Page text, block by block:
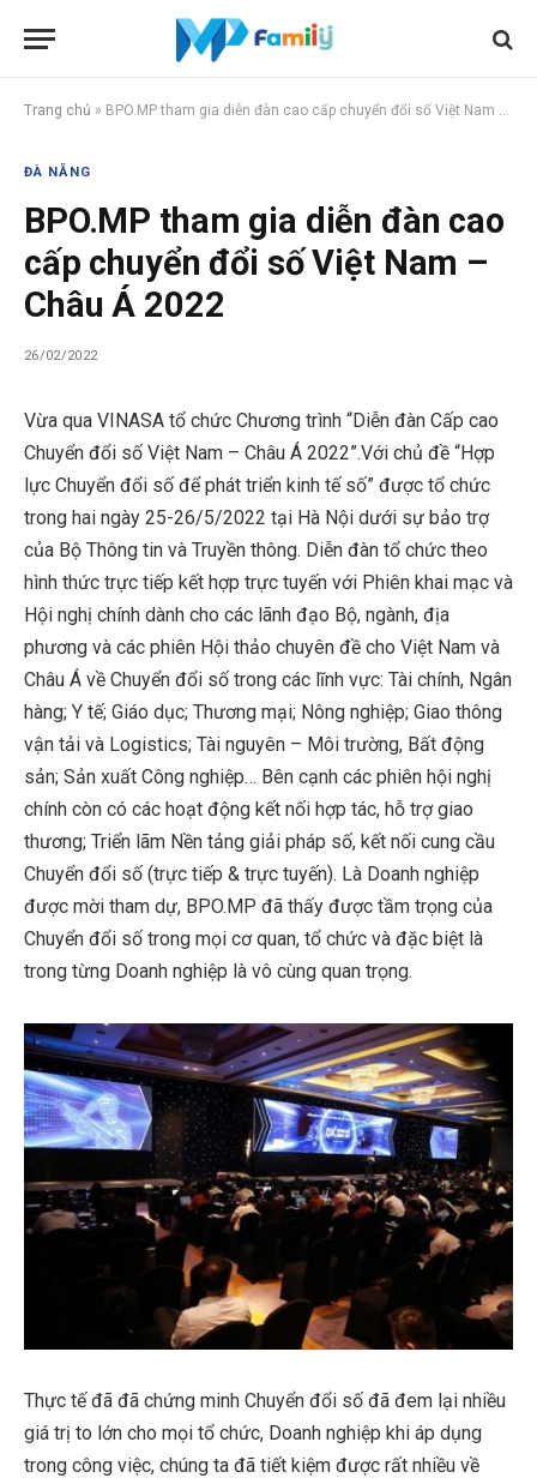
Trang chủ » BPO.MP tham gia diễn đàn cao cấp chuyển đổi số Việt Nam – Châu Á 2022
ĐÀ NẴNG
BPO.MP tham gia diễn đàn cao
cấp chuyển đổi số Việt Nam –
Châu Á 2022
26/02/2022
Vừa qua VINASA tổ chức Chương trình “Diễn đàn Cấp cao
Chuyển đổi số Việt Nam – Châu Á 2022”.Với chủ đề “Hợp
lực Chuyển đổi số để phát triển kinh tế số” được tổ chức
trong hai ngày 25-26/5/2022 tại Hà Nội dưới sự bảo trợ
của Bộ Thông tin và Truyền thông. Diễn đàn tổ chức theo
hình thức trực tiếp kết hợp trực tuyến với Phiên khai mạc và
Hội nghị chính dành cho các lãnh đạo Bộ, ngành, địa
phương và các phiên Hội thảo chuyên đề cho Việt Nam và
Châu Á về Chuyển đổi số trong các lĩnh vực: Tài chính, Ngân
hàng; Y tế; Giáo dục; Thương mại; Nông nghiệp; Giao thông
vận tải và Logistics; Tài nguyên – Môi trường, Bất động
sản; Sản xuất Công nghiệp… Bên cạnh các phiên hội nghị
chính còn có các hoạt động kết nối hợp tác, hỗ trợ giao
thương; Triển lãm Nền tảng giải pháp số, kết nối cung cầu
Chuyển đổi số (trực tiếp & trực tuyến). Là Doanh nghiệp
được mời tham dự, BPO.MP đã thấy được tầm trọng của
Chuyển đổi số trong mọi cơ quan, tổ chức và đặc biệt là
trong từng Doanh nghiệp là vô cùng quan trọng.
Thực tế đã đã chứng minh Chuyển đổi số đã đem lại nhiều
giá trị to lớn cho mọi tổ chức, Doanh nghiệp khi áp dụng
trong công việc, chúng ta đã tiết kiệm được rất nhiều về